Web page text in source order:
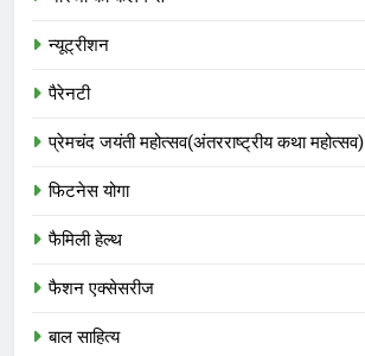
न्यूट्रीशन
पैरेनटी
प्रेमचंद जयंती महोत्सव(अंतरराष्ट्रीय कथा महोत्सव)
फिटनेस योगा
फैमिली हेल्थ
फैशन एक्सेसरीज
बाल साहित्य